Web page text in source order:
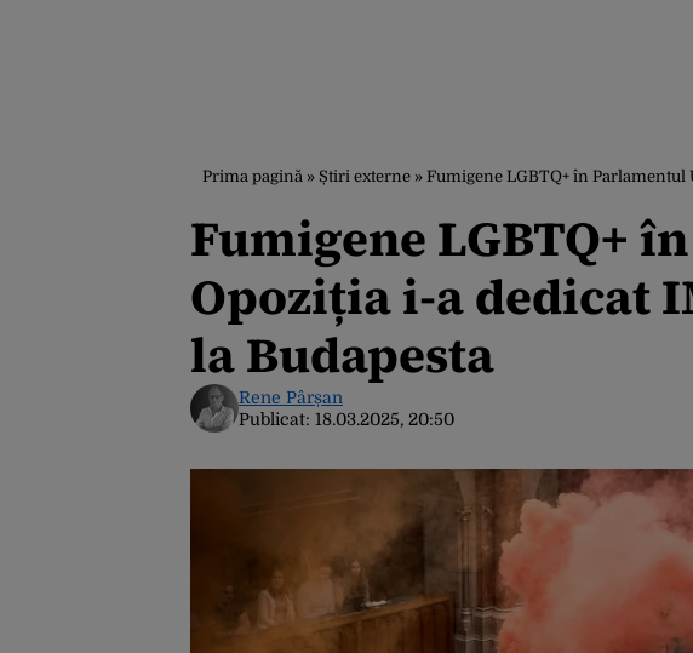
Prima pagină » Știri externe » Fumigene LGBTQ+ în
Fumigene LGBTQ+
Opoziția i-a dedicat
la Budapesta
Rene Pârșan
Publicat: 18.03.2025, 20:50